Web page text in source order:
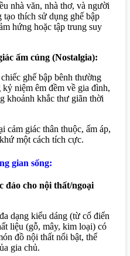
nhà văn, nhà thơ, và người
tạo thích sử dụng ghế bập
hứng hoặc tập trung suy
ấm cúng (Nostalgia):
ghế bập bênh thường
niệm êm đềm về gia đình,
khoảnh khắc thư giãn thời
cảm giác thân thuộc, ấm áp,
một cách tích cực.
gian sống:
cho nội thất/ngoại
dạng kiểu dáng (từ cổ điển
liệu (gỗ, mây, kim loại) có
đồ nội thất nổi bật, thể
gia chủ.